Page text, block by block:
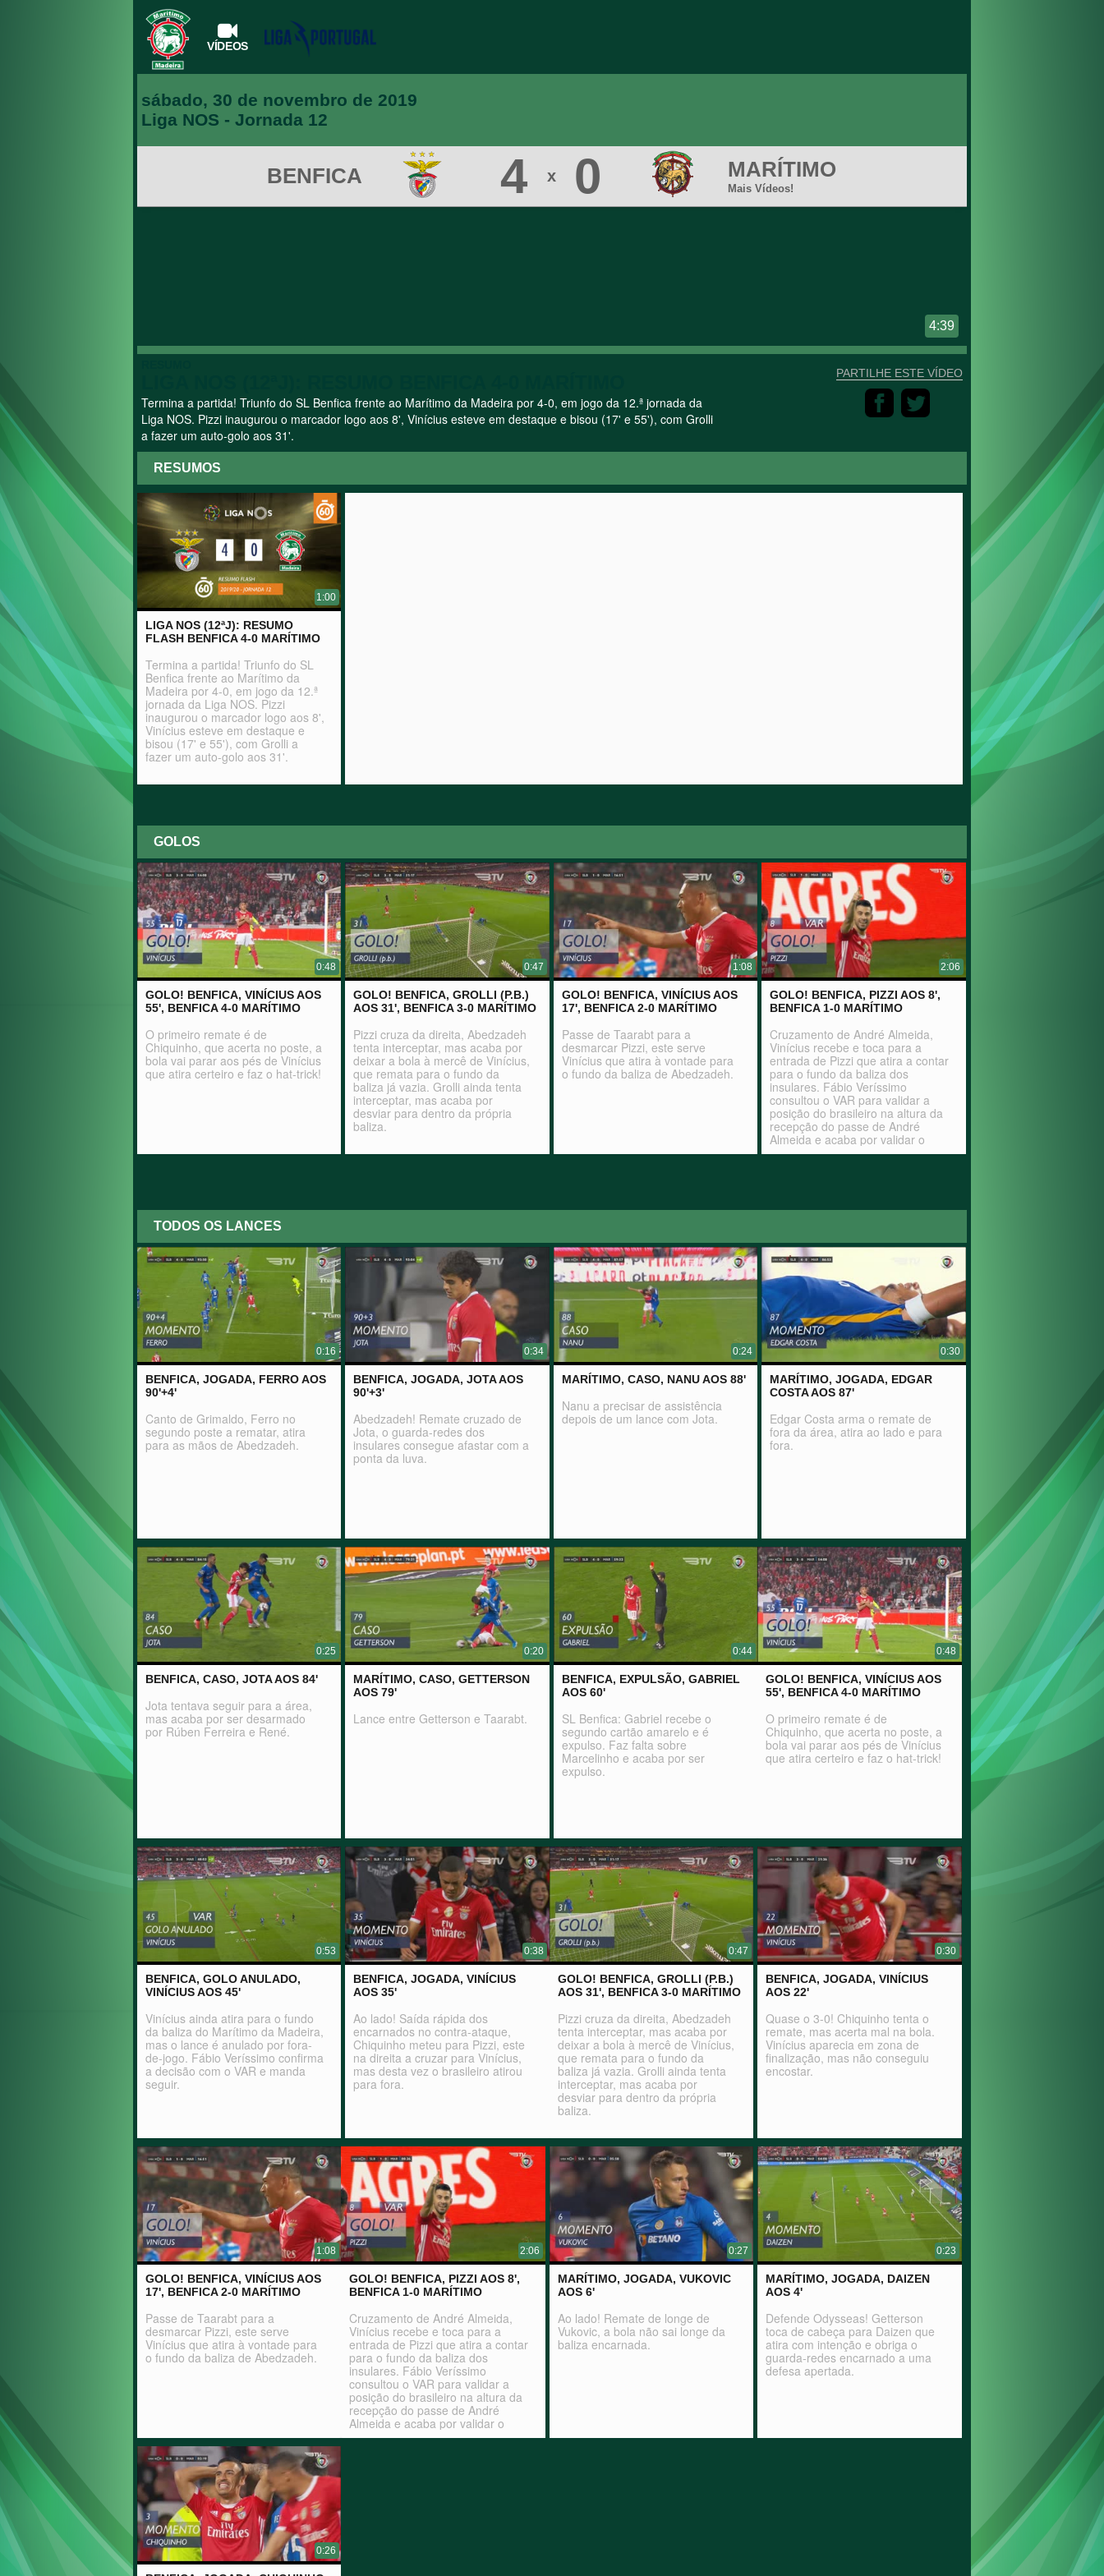
VÍDEOS
sábado, 30 de novembro de 2019
Liga NOS - Jornada 12
BENFICA 4 x 0 MARÍTIMO
Mais Vídeos!
4:39
Termina a partida! Triunfo do SL Benfica frente ao Marítimo da Madeira por 4-0, em jogo da 12.ª jornada da
Liga NOS. Pizzi inaugurou o marcador logo aos 8', Vinícius esteve em destaque e bisou (17' e 55'), com Grolli
a fazer um auto-golo aos 31'.
PARTILHE ESTE VÍDEO
RESUMOS
1:00
LIGA NOS (12ªJ): RESUMO
FLASH BENFICA 4-0 MARÍTIMO
Termina a partida! Triunfo do SL
Benfica frente ao Marítimo da
Madeira por 4-0, em jogo da 12.ª
jornada da Liga NOS. Pizzi
inaugurou o marcador logo aos 8',
Vinícius esteve em destaque e
bisou (17' e 55'), com Grolli a
fazer um auto-golo aos 31'.
GOLOS
0:48
GOLO! BENFICA, VINÍCIUS AOS
55', BENFICA 4-0 MARÍTIMO
O primeiro remate é de
Chiquinho, que acerta no poste, a
bola vai parar aos pés de Vinícius
que atira certeiro e faz o hat-trick!
0:47
GOLO! BENFICA, GROLLI (P.B.)
AOS 31', BENFICA 3-0 MARÍTIMO
Pizzi cruza da direita, Abedzadeh
tenta interceptar, mas acaba por
deixar a bola à mercê de Vinícius,
que remata para o fundo da
baliza já vazia. Grolli ainda tenta
interceptar, mas acaba por
desviar para dentro da própria
baliza.
1:08
GOLO! BENFICA, VINÍCIUS AOS
17', BENFICA 2-0 MARÍTIMO
Passe de Taarabt para a
desmarcar Pizzi, este serve
Vinícius que atira à vontade para
o fundo da baliza de Abedzadeh.
2:06
GOLO! BENFICA, PIZZI AOS 8',
BENFICA 1-0 MARÍTIMO
Cruzamento de André Almeida,
Vinícius recebe e toca para a
entrada de Pizzi que atira a contar
para o fundo da baliza dos
insulares. Fábio Veríssimo
consultou o VAR para validar a
posição do brasileiro na altura da
recepção do passe de André
Almeida e acaba por validar o
tento encarnado.
TODOS OS LANCES
0:16
BENFICA, JOGADA, FERRO AOS
90'+4'
Canto de Grimaldo, Ferro no
segundo poste a rematar, atira
para as mãos de Abedzadeh.
0:34
BENFICA, JOGADA, JOTA AOS
90'+3'
Abedzadeh! Remate cruzado de
Jota, o guarda-redes dos
insulares consegue afastar com a
ponta da luva.
0:24
MARÍTIMO, CASO, NANU AOS 88'
Nanu a precisar de assistência
depois de um lance com Jota.
0:30
MARÍTIMO, JOGADA, EDGAR
COSTA AOS 87'
Edgar Costa arma o remate de
fora da área, atira ao lado e para
fora.
0:25
BENFICA, CASO, JOTA AOS 84'
Jota tentava seguir para a área,
mas acaba por ser desarmado
por Rúben Ferreira e René.
0:20
MARÍTIMO, CASO, GETTERSON
AOS 79'
Lance entre Getterson e Taarabt.
0:44
BENFICA, EXPULSÃO, GABRIEL
AOS 60'
SL Benfica: Gabriel recebe o
segundo cartão amarelo e é
expulso. Faz falta sobre
Marcelinho e acaba por ser
expulso.
0:48
GOLO! BENFICA, VINÍCIUS AOS
55', BENFICA 4-0 MARÍTIMO
O primeiro remate é de
Chiquinho, que acerta no poste, a
bola vai parar aos pés de Vinícius
que atira certeiro e faz o hat-trick!
0:53
BENFICA, GOLO ANULADO,
VINÍCIUS AOS 45'
Vinícius ainda atira para o fundo
da baliza do Marítimo da Madeira,
mas o lance é anulado por fora-
de-jogo. Fábio Veríssimo confirma
a decisão com o VAR e manda
seguir.
0:38
BENFICA, JOGADA, VINÍCIUS
AOS 35'
Ao lado! Saída rápida dos
encarnados no contra-ataque,
Chiquinho meteu para Pizzi, este
na direita a cruzar para Vinícius,
mas desta vez o brasileiro atirou
para fora.
0:47
GOLO! BENFICA, GROLLI (P.B.)
AOS 31', BENFICA 3-0 MARÍTIMO
Pizzi cruza da direita, Abedzadeh
tenta interceptar, mas acaba por
deixar a bola à mercê de Vinícius,
que remata para o fundo da
baliza já vazia. Grolli ainda tenta
interceptar, mas acaba por
desviar para dentro da própria
baliza.
0:30
BENFICA, JOGADA, VINÍCIUS
AOS 22'
Quase o 3-0! Chiquinho tenta o
remate, mas acerta mal na bola.
Vinícius aparecia em zona de
finalização, mas não conseguiu
encostar.
1:08
GOLO! BENFICA, VINÍCIUS AOS
17', BENFICA 2-0 MARÍTIMO
Passe de Taarabt para a
desmarcar Pizzi, este serve
Vinícius que atira à vontade para
o fundo da baliza de Abedzadeh.
2:06
GOLO! BENFICA, PIZZI AOS 8',
BENFICA 1-0 MARÍTIMO
Cruzamento de André Almeida,
Vinícius recebe e toca para a
entrada de Pizzi que atira a contar
para o fundo da baliza dos
insulares. Fábio Veríssimo
consultou o VAR para validar a
posição do brasileiro na altura da
recepção do passe de André
Almeida e acaba por validar o
tento encarnado.
0:27
MARÍTIMO, JOGADA, VUKOVIC
AOS 6'
Ao lado! Remate de longe de
Vukovic, a bola não sai longe da
baliza encarnada.
0:23
MARÍTIMO, JOGADA, DAIZEN
AOS 4'
Defende Odysseas! Getterson
toca de cabeça para Daizen que
atira com intenção e obriga o
guarda-redes encarnado a uma
defesa apertada.
0:26